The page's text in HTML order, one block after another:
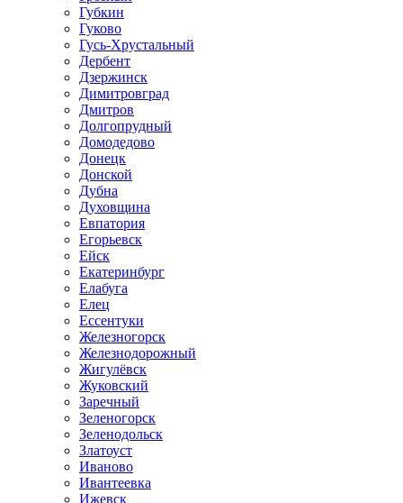
Губкин
Гуково
Гусь-Хрустальный
Дербент
Дзержинск
Димитровград
Дмитров
Долгопрудный
Домодедово
Донецк
Донской
Дубна
Духовщина
Евпатория
Егорьевск
Ейск
Екатеринбург
Елабуга
Елец
Ессентуки
Железногорск
Железнодорожный
Жигулёвск
Жуковский
Заречный
Зеленогорск
Зеленодольск
Златоуст
Иваново
Ивантеевка
Ижевск